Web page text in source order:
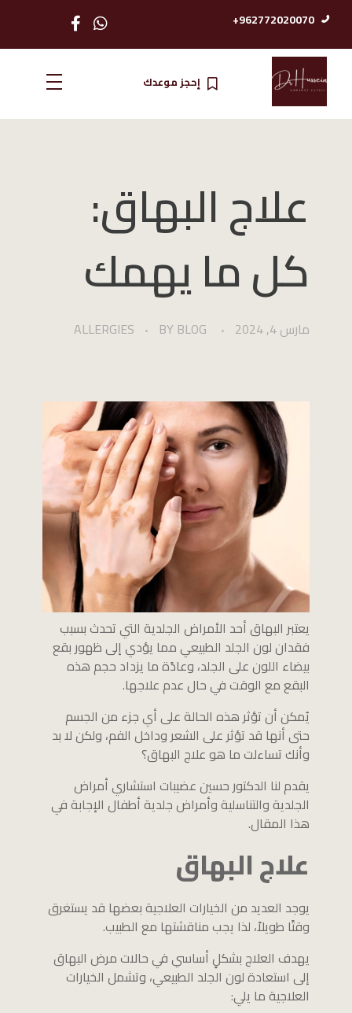
962772020070+
الدكتور حسين عضيبات استشاري امرض الجلدية والتناسلية
إحجز موعدك
علاج البهاق:
كل ما يهمك
مارس 4, 2024 BY BLOG
ALLERGIES
يعتبر البهاق أحد الأمراض الجلدية التي تحدث بسبب
فقدان لون الجلد الطبيعي مما يؤدي إلى ظهور بقع
بيضاء اللون على الجلد، وعادًة ما يزداد حجم هذه
البقع مع الوقت في حال عدم علاجها.
يُمكن أن تؤثر هذه الحالة على أي جزء من الجسم
حتى أنها قد تؤثر على الشعر وداخل الفم، ولكن لا بد
وأنك تساءلت ما هو علاج البهاق؟
يقدم لنا الدكتور حسين عضيبات استشاري أمراض
الجلدية والتناسلية وأمراض جلدية أطفال الإجابة في
هذا المقال.
علاج البهاق
يوجد العديد من الخيارات العلاجية بعضها قد يستغرق
وقتًا طويلاً، لذا يجب مناقشتها مع الطبيب.
يهدف العلاج بشكلٍ أساسي في حالات مرض البهاق
إلى استعادة لون الجلد الطبيعي، وتشمل الخيارات
العلاجية ما يلي: